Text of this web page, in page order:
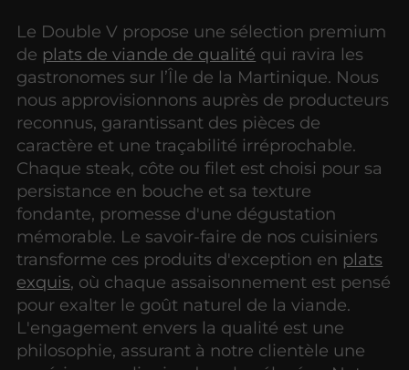
Le Double V propose une sélection premium
de plats de viande de qualité qui ravira les
gastronomes sur l’Île de la Martinique. Nous
nous approvisionnons auprès de producteurs
reconnus, garantissant des pièces de
caractère et une traçabilité irréprochable.
Chaque steak, côte ou filet est choisi pour sa
persistance en bouche et sa texture
fondante, promesse d'une dégustation
mémorable. Le savoir-faire de nos cuisiniers
transforme ces produits d'exception en plats
exquis, où chaque assaisonnement est pensé
pour exalter le goût naturel de la viande.
L'engagement envers la qualité est une
philosophie, assurant à notre clientèle une